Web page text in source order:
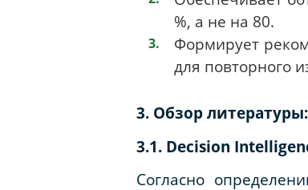
%, а не на 80.
Формирует
для повторного
3. Обзор
3.1. Decision
Согласно